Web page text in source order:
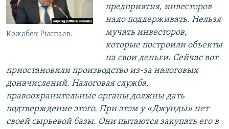
Кожобек Рыспаев.
предприятия, инвесторов
надо поддерживать. Нельзя
мучать инвесторов,
которые построили объекты
на свои деньги. Сейчас вот
приостановили производство из-за налоговых
доначислений. Налоговая служба,
правоохранительные органы должны дать
подтверждение этого. При этом у «Джунды» нет
своей сырьевой базы. Они пытаются закупать его в